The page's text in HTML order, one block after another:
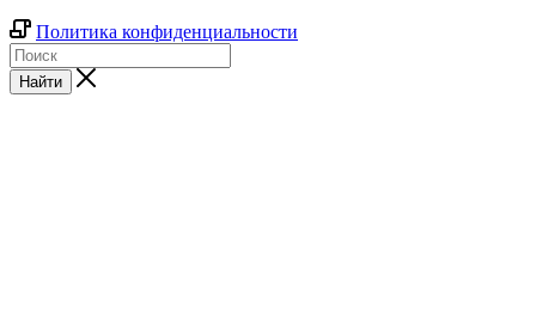
Политика конфиденциальности
Найти